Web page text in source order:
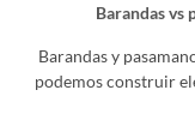
Barandas vs
Barandas y
podemos construir